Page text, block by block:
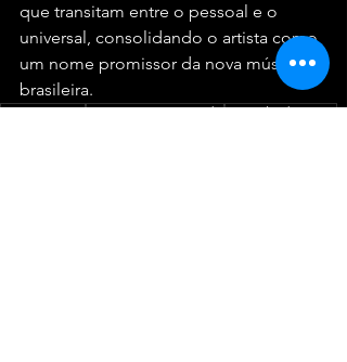
que transitam entre o pessoal e o
universal, consolidando o artista como
um nome promissor da nova música
brasileira.
LançamentoBrenno CasagrandeNa Sala do Casa